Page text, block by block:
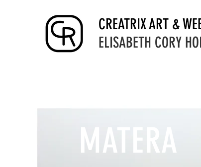
CREATRIX ART &
ELISABETH CORY
MATERA